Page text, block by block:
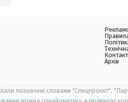
Архів
позначені словами "Спецпроєкт",